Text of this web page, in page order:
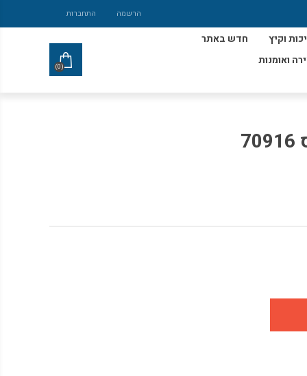
הרשמה התחברות
וקיץ
חדש באתר
ואומנות
(0)